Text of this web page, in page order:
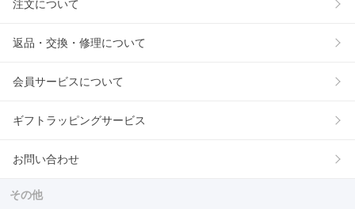
注文について
返品・交換・修理について
会員サービスについて
ギフトラッピングサービス
お問い合わせ
その他